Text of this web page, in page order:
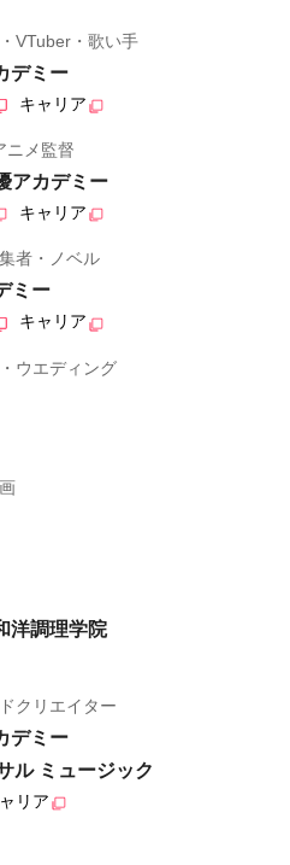
VTuber・歌い手
デミー
キャリア
ニメ監督
アカデミー
キャリア
者・ノベル
ミー
キャリア
ウエディング
洋調理学院
クリエイター
デミー
ル ミュージック
リア